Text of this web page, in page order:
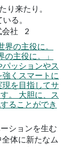
り来たり。
いる。
会社 2
の主役に。
主役に。」
ッションやス
くスマートに
を目指してサ
。 大胆に、ス
ることができ
ションを生む
体に新たなム